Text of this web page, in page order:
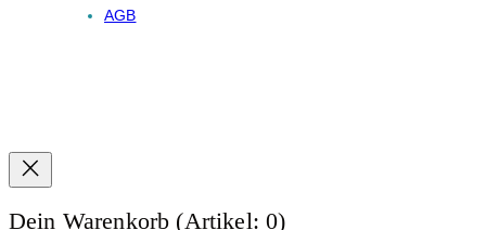
AGB
Dein Warenkorb (Artikel: 0)